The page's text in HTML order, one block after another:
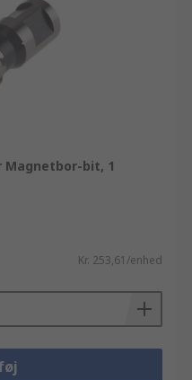
Magnetbor-bit, 1
Kr. 253,61/enhed